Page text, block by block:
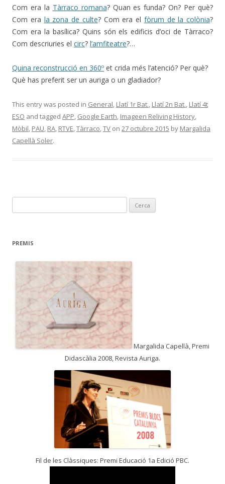
Com era la Tàrraco romana? Quan es funda? On? Per què?
Com era la zona de culte? Com era el fòrum de la colònia?
Com era la basílica? Quins són els edificis d’oci de Tàrraco?
Com descriuries el circ? l’amfiteatre?…
Quina reconstrucció en 360º et crida més l’atenció? Per què?
Què has preferit ser un auriga o un gladiador?
This entry was posted in General, Llatí 1r Bat., Llatí 2n Bat., Llatí 4t
ESO and tagged APP, Google Earth, Imageen Reliving History,
Mòbil, PAU, RA, RTVE,Tàrraco,TV on 27 octubre 2015 by Margalida
Capellà Soler.
e
c
PREMIS
Margalida Capellà, Premi
Didascàlia 2008, Revista Auriga.
Fil de les Clàssiques: Premi Educació 1a Edició PBC.